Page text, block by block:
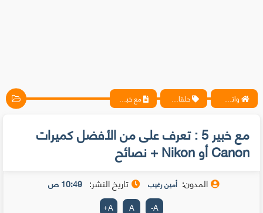
واتس آب ، فيسبوك ، أنترنت ، شروحات تقنية حصرية - المحترف حلقات متخصيصي الحماية مع خبير 5 : تعرف على من الأفضل كميرات Canon أو Nikon + نصائح
مع خبير 5 : تعرف على من الأفضل كميرات
Canon أو Nikon + نصائح
المدون: أمين رغيب تاريخ النشر: 10:49 ص
A
-
A
A
+